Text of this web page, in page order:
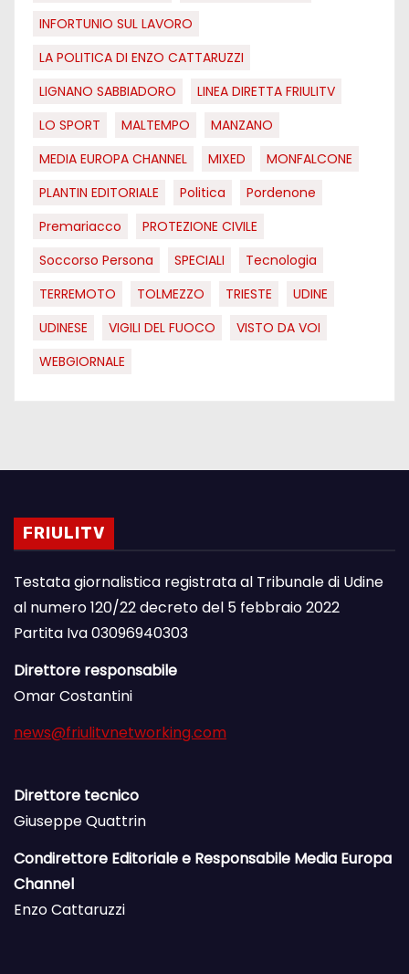
INFORTUNIO SUL LAVORO
LA POLITICA DI ENZO CATTARUZZI
LIGNANO SABBIADORO
LINEA DIRETTA FRIULITV
LO SPORT
MALTEMPO
MANZANO
MEDIA EUROPA CHANNEL
MIXED
MONFALCONE
PLANTIN EDITORIALE
Politica
Pordenone
Premariacco
PROTEZIONE CIVILE
Soccorso Persona
SPECIALI
Tecnologia
TERREMOTO
TOLMEZZO TRIESTE
UDINE
UDINESE
VIGILI DEL FUOCO
VISTO DA VOI
WEBGIORNALE
FRIULITV
Testata giornalistica registrata al Tribunale di Udine
al numero 120/22 decreto del 5 febbraio 2022
Partita Iva 03096940303
Direttore responsabile
Omar Costantini
news@friulitvnetworking.com
Direttore tecnico
Giuseppe Quattrin
Condirettore Editoriale e Responsabile Media Europa
Channel
Enzo Cattaruzzi